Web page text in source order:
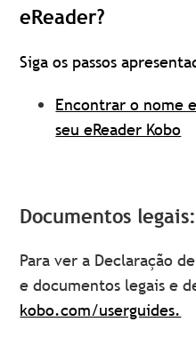
eReader?
Siga os passos
Encontrar o nome
seu eReader Kobo
Documentos legais:
Para ver a Declaração
e documentos legais e
kobo.com/userguides.